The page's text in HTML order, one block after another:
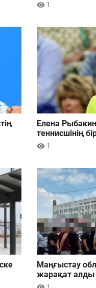
1
Елена
теннисшінің
1
Маңғыстау
жарақат алды